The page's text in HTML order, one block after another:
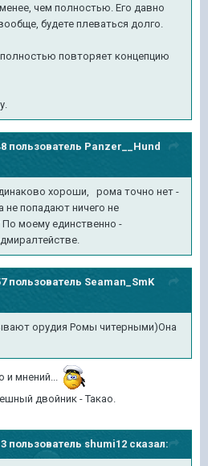
чем полностью. Его давно
будете плеваться долго.
повторяет концепцию
пользователь Panzer__Hund
хороши, рома точно нет -
не попадают ничего не
моему единственно -
пользователь Seaman_SmK
орудия Ромы читерными)Она
и мнений...
двойник - Такао.
пользователь shumi12 сказал: